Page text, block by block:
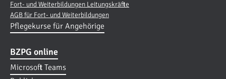
Fort- und Weiterbildungen Leitungskräfte
AGB für Fort- und Weiterbildungen
Pflegekurse für Angehörige
BZPG online
Microsoft Teams